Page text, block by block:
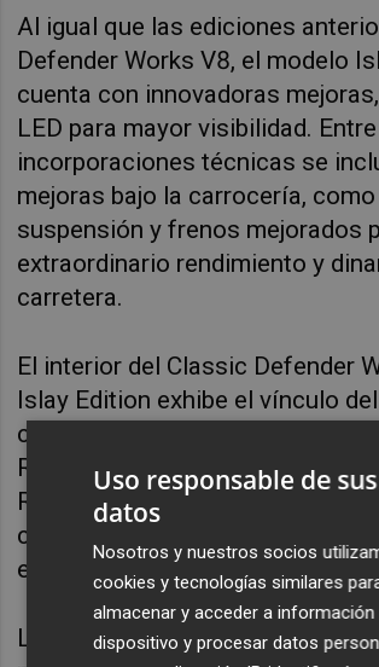
Al igual que las ediciones
Defender Works V8, el modelo
cuenta con innovadoras
LED para mayor visibilidad.
incorporaciones técnicas se
mejoras bajo la carrocería,
suspensión y frenos mejorados
extraordinario rendimiento y
carretera.
El interior del Classic Defender
Islay Edition exhibe el vínculo
con la isla de Islay, los orígenes
Rover (incluido el nacimiento
Rover) a través de elementos
cuidadosamente seleccionados y
extraordinaria atención al detalle.
Los asientos, los
Uso responsable de sus
datos
Nosotros y nuestros socios
cookies y tecnologías similares
almacenar y acceder a información
dispositivo y procesar datos